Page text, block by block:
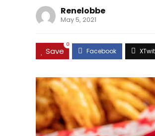
Renelobbe
May 5, 2021
Save
0